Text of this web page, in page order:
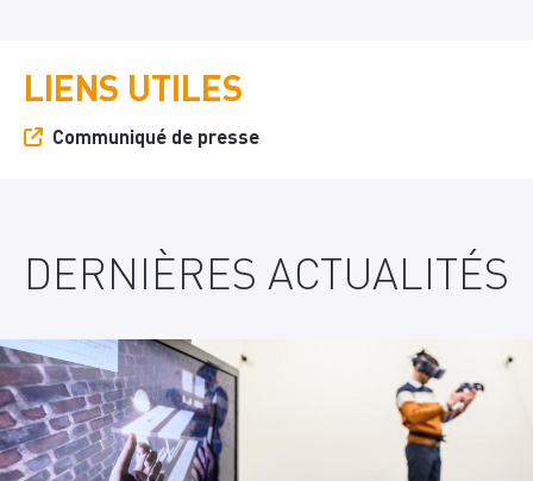
LIENS UTILES
Communiqué de presse
DERNIÈRES ACTUALITÉS